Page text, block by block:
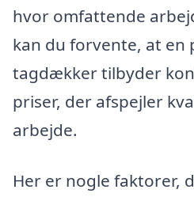
hvor omfattende
kan du forvente, at en
tagdækker tilbyder
priser, der afspejler
arbejde.
Her er nogle faktorer,